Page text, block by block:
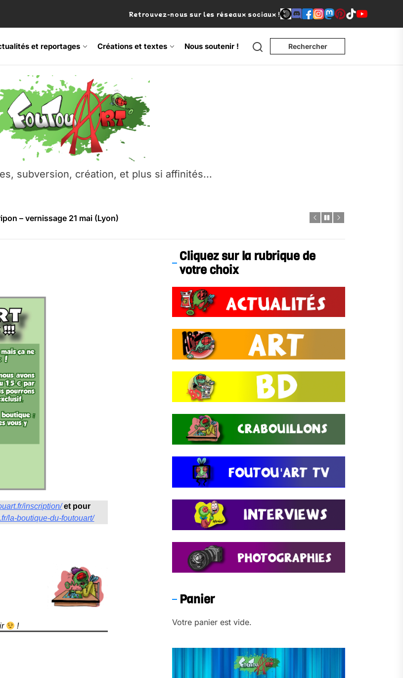
Retrouvez-nous sur les réseaux sociaux !
et reportages Créations et textes Nous soutenir ! Rechercher
subversion, création, et plus si affinités...
– vernissage 21 mai (Lyon)
– Samedi 18 juillet (Vaulx-en-Velin)
livre réalisé par Michaël Moretti & Pierre Lacôte
contre l’A412 à l’Établi (Haute-Savoie)
inscription/ et pour
la-boutique-du-foutouart/
!
Cliquez sur la rubrique de
votre choix
Panier
Votre panier est vide.